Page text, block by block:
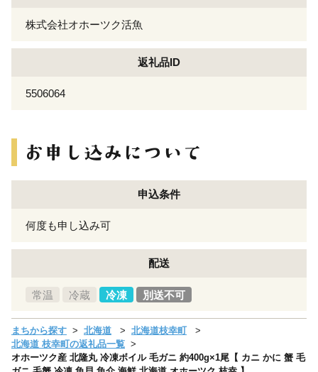
株式会社オホーツク活魚
返礼品ID
5506064
申込条件
何度も申し込み可
配送
常温 冷蔵 冷凍 別送不可
まちから探す 北海道
北海道枝幸町
北海道 枝幸町の返礼品一覧
オホーツク産 北隆丸 冷凍ボイル 毛ガニ 約400g×1尾【 カニ かに 蟹 毛